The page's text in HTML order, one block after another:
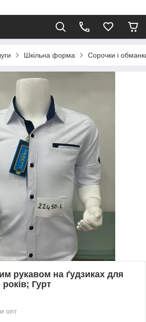
Шкільна форма Сорочки і
рукавом на ґудзиках для
Гурт
опт